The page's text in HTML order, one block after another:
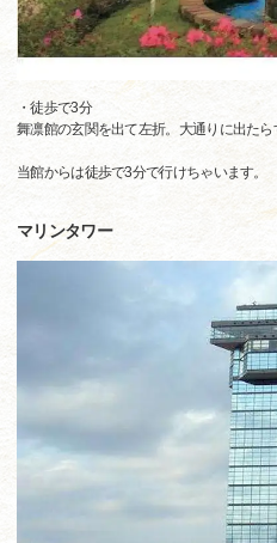
・徒歩で3分
舞凛館の玄関を出て左折。大通りに出た
当館からは徒歩で3分で行けちゃいます。
マリンタワー